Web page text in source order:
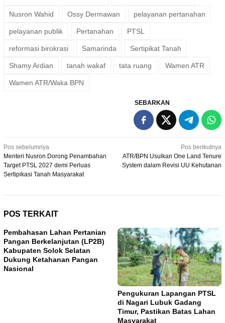
Nusron Wahid Ossy Dermawan pelayanan pertanahan
pelayanan publik Pertanahan PTSL
reformasi birokrasi Samarinda Sertipikat Tanah
Shamy Ardian tanah wakaf tata ruang Wamen ATR
Wamen ATR/Waka BPN
SEBARKAN
Navigasi
pos
Pos sebelumnya
Menteri Nusron Dorong Penambahan
Target PTSL 2027 demi Perluas
Sertipikasi Tanah Masyarakat
Pos berikutnya
ATR/BPN Usulkan One Land Tenure
System dalam Revisi UU Kehutanan
POS TERKAIT
Pembahasan Lahan Pertanian
Pangan Berkelanjutan (LP2B)
Kabupaten Solok Selatan
Dukung Ketahanan Pangan
Nasional
Pengukuran Lapangan PTSL
di Nagari Lubuk Gadang
Timur, Pastikan Batas Lahan
Masyarakat